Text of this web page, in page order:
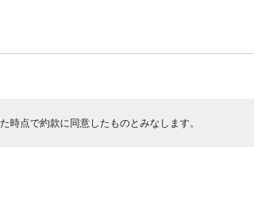
時点で約款に同意したものとみなします。